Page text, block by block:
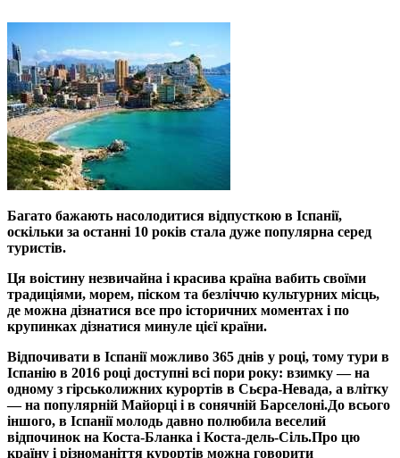
Багато бажають насолодитися відпусткою в Іспанії,
оскільки за останні 10 років стала дуже популярна серед
туристів.
Ця воістину незвичайна і красива країна вабить своїми
традиціями, морем, піском та безліччю культурних місць,
де можна дізнатися все про історичних моментах і по
крупинках дізнатися минуле цієї країни.
Відпочивати в Іспанії можливо 365 днів у році, тому тури в
Іспанію в 2016 році доступні всі пори року: взимку — на
одному з гірськолижних курортів в Сьєра-Невада, а влітку
— на популярній Майорці і в сонячній Барселоні.До всього
іншого, в Іспанії молодь давно полюбила веселий
відпочинок на Коста-Бланка і Коста-дель-Сіль.Про цю
країну і різноманіття курортів можна говорити